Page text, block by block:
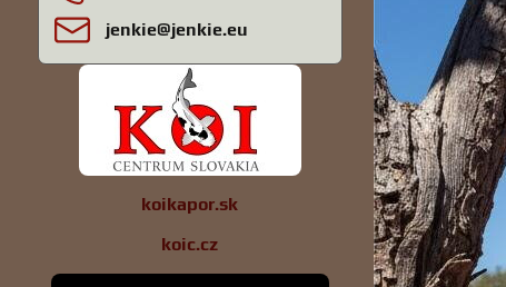
jenkie​@jenkie​.eu
koikapor.sk
koic.cz